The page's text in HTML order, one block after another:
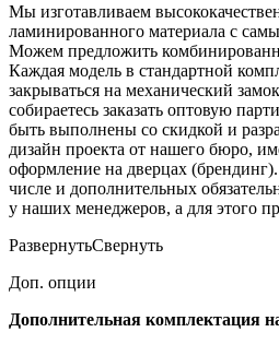
Мы изготавливаем
ламинированного материала с
Можем предложить
Каждая модель в стандартной
закрываться на механический
собираетесь заказать оптовую
быть выполнены со скидкой и
дизайн проекта от нашего бюро,
оформление на дверцах
числе и дополнительных
у наших менеджеров, а для этого
РазвернутьСвернуть
Доп. опции
Дополнительная комплектация